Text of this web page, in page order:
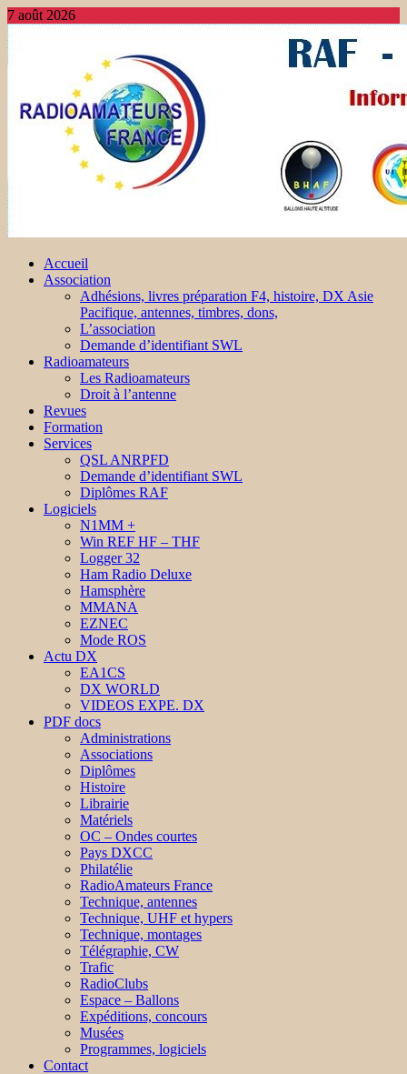
7 août 2026
Accueil
Association
Adhésions, livres préparation F4, histoire, DX Asie
Pacifique, antennes, timbres, dons,
L’association
Demande d’identifiant SWL
Radioamateurs
Les Radioamateurs
Droit à l’antenne
Revues
Formation
Services
QSL ANRPFD
Demande d’identifiant SWL
Diplômes RAF
Logiciels
N1MM +
Win REF HF – THF
Logger 32
Ham Radio Deluxe
Hamsphère
MMANA
EZNEC
Mode ROS
Actu DX
EA1CS
DX WORLD
VIDEOS EXPE. DX
PDF docs
Administrations
Associations
Diplômes
Histoire
Librairie
Matériels
OC – Ondes courtes
Pays DXCC
Philatélie
RadioAmateurs France
Technique, antennes
Technique, UHF et hypers
Technique, montages
Télégraphie, CW
Trafic
RadioClubs
Espace – Ballons
Expéditions, concours
Musées
Programmes, logiciels
Contact